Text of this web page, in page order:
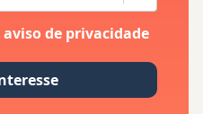
aviso de privacidade